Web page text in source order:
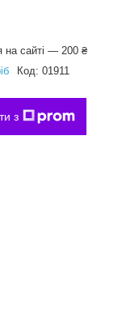
на сайті — 200 ₴
Код: 01911
з